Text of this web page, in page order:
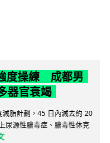
度操練 成都男
器官衰竭
脂計劃，45 日內減去約 20
尿源性膿毒症、膿毒性休克